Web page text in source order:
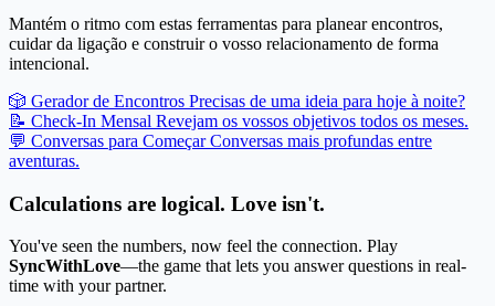
Mantém o ritmo com estas ferramentas para planear encontros,
cuidar da ligação e construir o vosso relacionamento de forma
intencional.
🎲 Gerador de Encontros Precisas de uma ideia para hoje à noite?
📝 Check-In Mensal Revejam os vossos objetivos todos os meses.
💬 Conversas para Começar Conversas mais profundas entre
aventuras.
Calculations are logical. Love isn't.
You've seen the numbers, now feel the connection. Play
SyncWithLove—the game that lets you answer questions in real-
time with your partner.